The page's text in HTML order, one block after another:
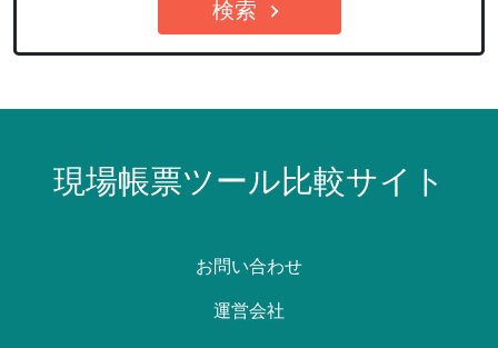
検索 chevron_right
現場帳票ツール比較サイト
お問い合わせ
運営会社